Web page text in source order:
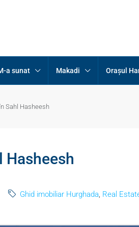
a sunat Makadi Orașul
Sahl Hasheesh
Ghid imobiliar Hurghada, Real